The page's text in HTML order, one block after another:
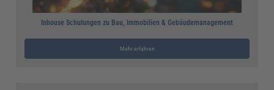
Inhouse Schulungen zu Bau, Immobilien & Gebäudemanagement
Mehr erfahren